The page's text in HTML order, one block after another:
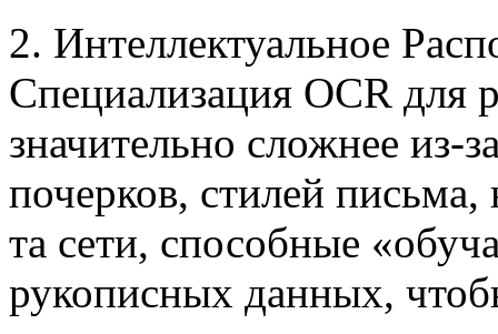
2. Интеллектуальное
Специализация OCR для
значительно сложнее из-
почерков, стилей
та сети, способные
рукописных данных,